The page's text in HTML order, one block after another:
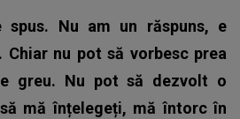
spus. Nu am un răspuns, e
nu pot să vorbesc prea
greu. Nu pot să dezvolt o
mă înțelegeți, mă întorc în